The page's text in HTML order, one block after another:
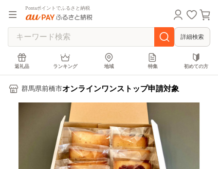
Pontaポイントでふるさと納税
詳細検索
返礼品 ランキング 地域 特集 初めての方
群馬県前橋市オンラインワンストップ申請対象